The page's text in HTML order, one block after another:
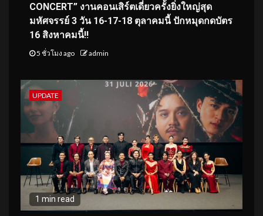
CONCERT” งานคอนเสิร์ตเดี่ยวครั้งยิ่งใหญ่สุด
มหัศจรรย์ 3 วัน 16-17-18 ตุลาคมนี้ ปักหมุดกดบัตร
16 สิงหาคมนี้!!
5 ชั่วโมง ago admin
UPDATE
1 min read